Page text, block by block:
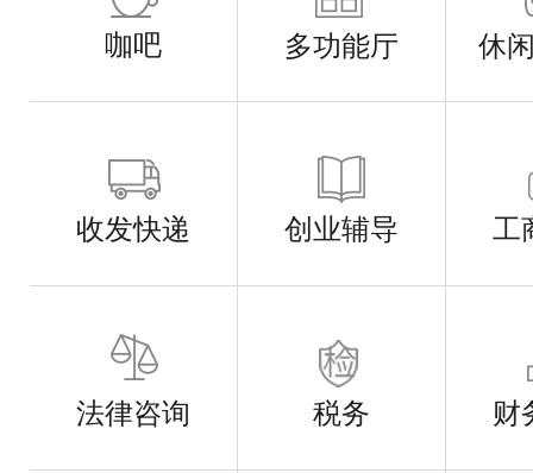
咖吧 多功能厅 休
收发快递 创业辅导 工
法律咨询 税务 财